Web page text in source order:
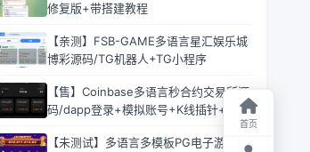
修复版+带搭建教程
【亲测】FSB-GAME多语言星汇娱乐城
博彩源码/TG机器人+TG小程序
【售】Coinbase多语言秒合约交易所源
码/dapp登录+模拟账号+K线插针+平台
【未测试】多语言多模板PG电子游戏源
首页